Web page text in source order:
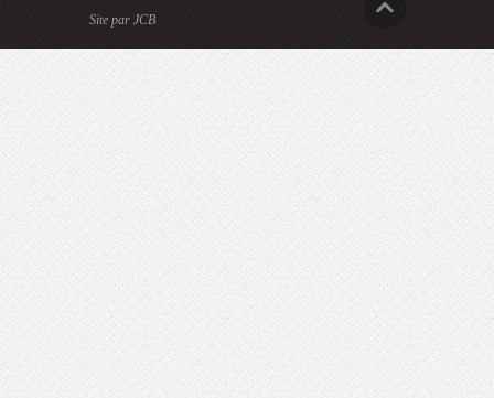
Site par JCB